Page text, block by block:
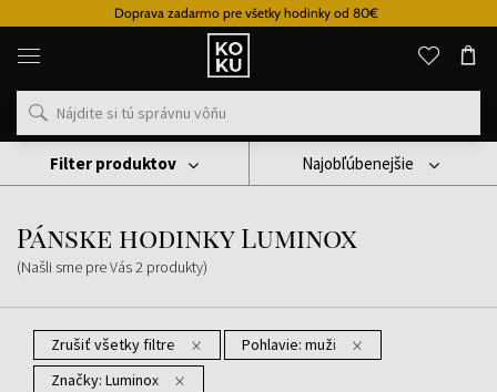
Doprava zadarmo pre všetky hodinky od 80€
Originálne
parfémy
hodinky
na
mieste
Hodinky
Pánske Hodinky Pánske Hodinky Luminox
Pánske hodinky Luminox
(Našli sme pre Vás2 produkty)
Najobľúbenejšie
Zrušiť všetky filtre Pohlavie: muži
Značky: Luminox
Filter produktov